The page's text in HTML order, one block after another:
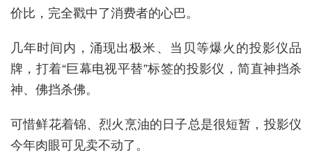
价比，完全戳中了消费者的心巴。
几年时间内，涌现出极米、当贝等爆火的投影仪品
牌，打着“巨幕电视平替”标签的投影仪，简直神挡杀
神、佛挡杀佛。
可惜鲜花着锦、烈火烹油的日子总是很短暂，投影仪
今年肉眼可见卖不动了。